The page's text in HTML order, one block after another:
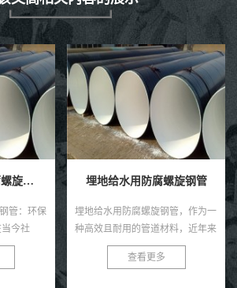
旋钢管
，作为一
，近年来
了广泛的应
的螺旋结
埋地自来水输送用防腐钢管
在繁忙的城市生活中，自来水是维
系我们日常生活的重要元素。然
而，很少有人注意到，正是那些深
埋在地下的防腐钢管，默默承担着
查看更多